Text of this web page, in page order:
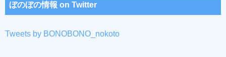
ぼのぼの情報 on Twitter
Tweets by BONOBONO_nokoto